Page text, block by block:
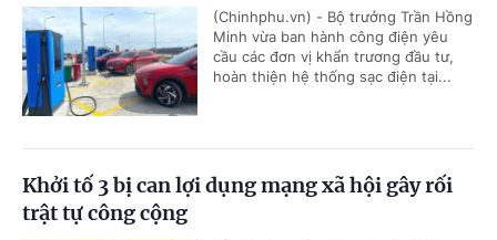
(Chinhphu.vn) - Bộ trưởng Trần Hồng
Minh vừa ban hành công điện yêu
cầu các đơn vị khẩn trương đầu tư,
hoàn thiện hệ thống sạc điện tại...
Khởi tố 3 bị can lợi dụng mạng xã hội gây rối
trật tự công cộng